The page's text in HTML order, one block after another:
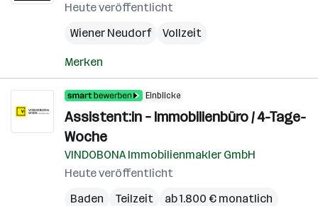
Heute veröffentlicht
Wiener Neudorf
Vollzeit
Merken
Einblicke
Assistent:in – Immobilienbüro / 4-Tage-
Woche
VINDOBONA Immobilienmakler GmbH
Heute veröffentlicht
Baden
Teilzeit ab 1.800 € monatlich